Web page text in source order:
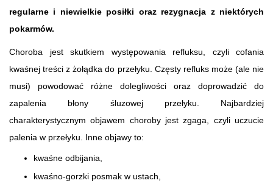
regularne i niewielkie posiłki oraz rezygnacja z niektórych
pokarmów.
Choroba jest skutkiem występowania refluksu, czyli cofania
kwaśnej treści z żołądka do przełyku. Częsty refluks może (ale nie
musi) powodować różne dolegliwości oraz doprowadzić do
zapalenia błony śluzowej przełyku. Najbardziej
charakterystycznym objawem choroby jest zgaga, czyli uczucie
palenia w przełyku. Inne objawy to:
kwaśne odbijania,
kwaśno-gorzki posmak w ustach,